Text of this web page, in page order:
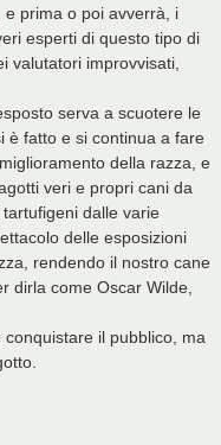
e prima o poi avverrà, i
esperti di questo tipo di
valutatori improvvisati,
serva a scuotere le
è fatto e si continua a fare
della razza, e
veri e propri cani da
dalle varie
delle esposizioni
rendendo il nostro cane
dirla come Oscar Wilde,
il pubblico, ma